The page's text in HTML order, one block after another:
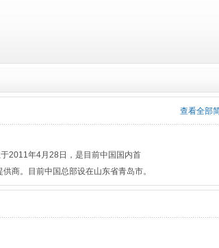
查看全部
2011年4月28日，是目前中国国内首
商。目前中国总部设在山东省青岛市。